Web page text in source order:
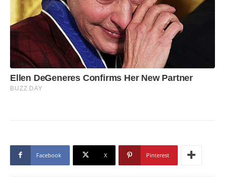
Facebook X Pinterest